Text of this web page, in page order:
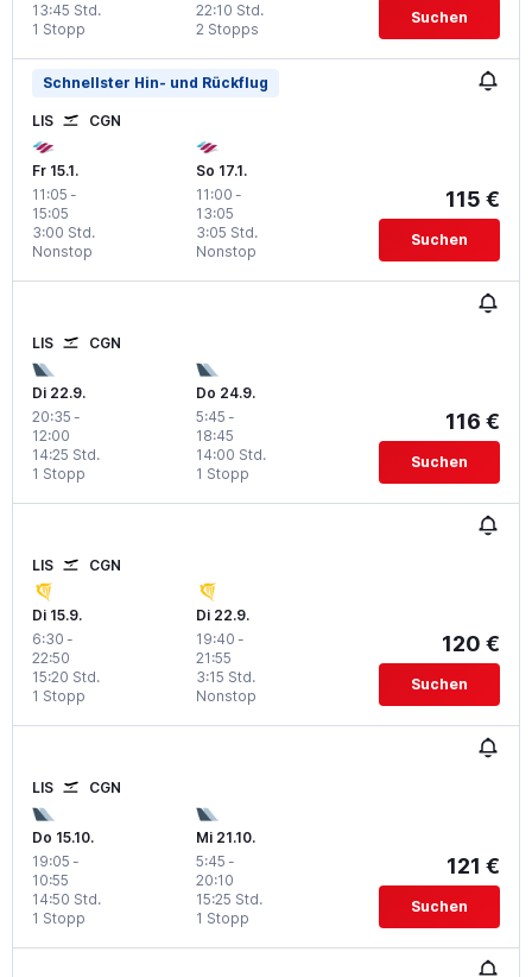
1 Stopp
13:45 Std.
2 Stopps
22:10 Std. Suchen
Schnellster Hin- und Rückflug
LIS CGN
Fr 15.1.
11:05 -
15:05
Nonstop
3:00 Std.
So 17.1.
11:00 -
13:05
Nonstop
3:05 Std.
115 €
Suchen
LIS CGN
Di 22.9.
20:35 -
12:00
1 Stopp
14:25 Std.
Do 24.9.
5:45 -
18:45
1 Stopp
14:00 Std.
116 €
Suchen
LIS CGN
Di 15.9.
6:30 -
22:50
1 Stopp
15:20 Std.
Di 22.9.
19:40 -
21:55
Nonstop
3:15 Std.
120 €
Suchen
LIS CGN
Do 15.10.
19:05 -
10:55
1 Stopp
14:50 Std.
Mi 21.10.
5:45 -
20:10
1 Stopp
15:25 Std.
121 €
Suchen